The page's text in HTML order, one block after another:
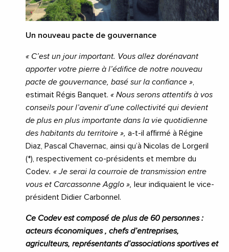
Un nouveau pacte de gouvernance
« C’est un jour important. Vous allez dorénavant
apporter votre pierre à l’édifice de notre nouveau
pacte de gouvernance, basé sur la confiance »
estimait Régis Banquet. « Nous serons attentifs à vos
conseils pour l’avenir d’une collectivité qui devient
de plus en plus importante dans la vie quotidienne
des habitants du territoire », a-t-il affirmé à Régine
Diaz, Pascal Chavernac, ainsi qu’à Nicolas de Lorgeril
(*), respectivement co-présidents et membre du
Codev. « Je serai la courroie de transmission entre
vous et Carcassonne Agglo »,
leur indiquaient le vice-
président Didier Carbonnel.
Ce Codev est composé de plus de 60 personnes :
acteurs économiques , chefs d’entreprises,
agriculteurs, représentants d’associations sportives et